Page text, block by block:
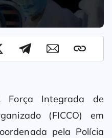
Força Integrada de
(FICCO) em
pela Polícia